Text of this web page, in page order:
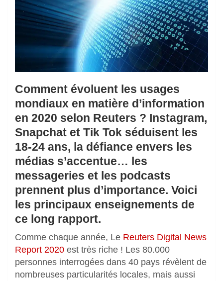
Comment évoluent les usages
mondiaux en matière d’information
en 2020 selon Reuters ? Instagram,
Snapchat et Tik Tok séduisent les
18-24 ans, la défiance envers les
médias s’accentue… les
messageries et les podcasts
prennent plus d’importance. Voici
les principaux enseignements de
ce long rapport.
Comme chaque année, Le Reuters Digital News
Report 2020 est très riche ! Les 80.000
personnes interrogées dans 40 pays révèlent de
nombreuses particularités locales, mais aussi